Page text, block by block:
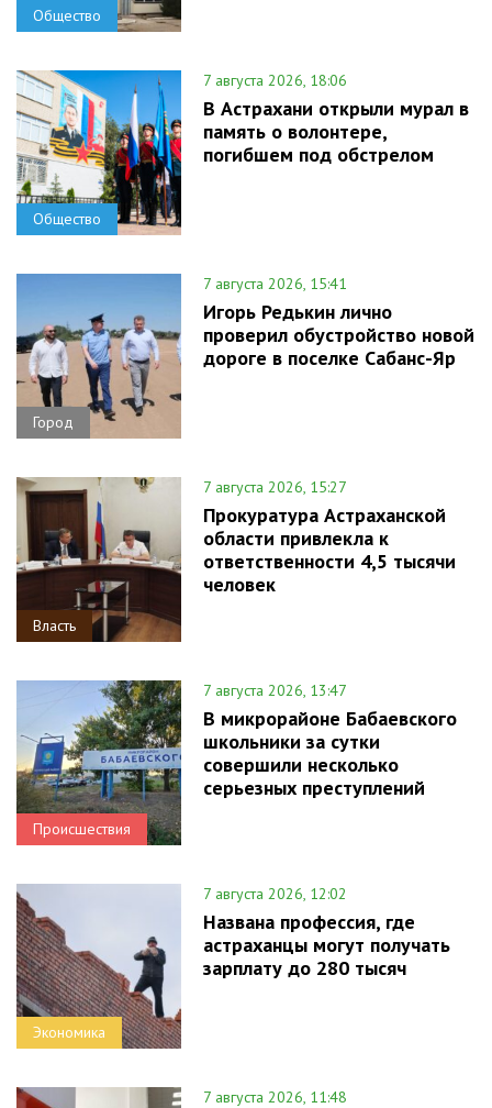
Общество
Общество
7 августа 2026, 18:06
В Астрахани открыли мурал в
память о волонтере,
погибшем под обстрелом
Город
7 августа 2026, 15:41
Игорь Редькин лично
проверил обустройство новой
дороге в поселке Сабанс-Яр
Власть
7 августа 2026, 15:27
Прокуратура Астраханской
области привлекла к
ответственности 4,5 тысячи
человек
Происшествия
7 августа 2026, 13:47
В микрорайоне Бабаевского
школьники за сутки
совершили несколько
серьезных преступлений
Экономика
7 августа 2026, 12:02
Названа профессия, где
астраханцы могут получать
зарплату до 280 тысяч
7 августа 2026, 11:48